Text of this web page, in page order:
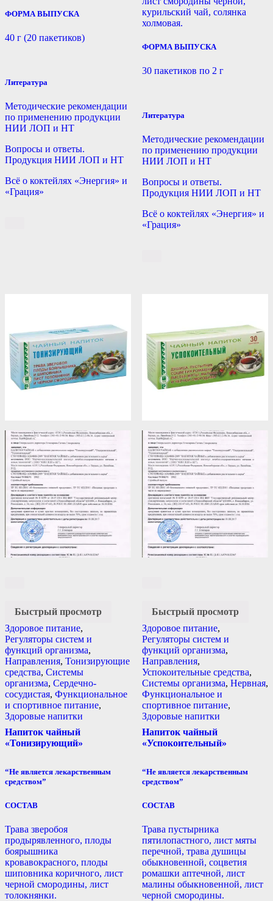
ФОРМА ВЫПУСКА
40 г (20 пакетиков)
Литература
Методические рекомендации
по применению продукции
НИИ ЛОП и НТ
Вопросы и ответы.
Продукция НИИ ЛОП и НТ
Всё о коктейлях «Энергия» и
«Грация»
курильский чай, солянка
холмовая.
ФОРМА ВЫПУСКА
30 пакетиков по 2 г
Литература
Методические рекомендации
по применению продукции
НИИ ЛОП и НТ
Вопросы и ответы.
Продукция НИИ ЛОП и НТ
Всё о коктейлях «Энергия» и
«Грация»
Быстрый просмотр
Здоровое питание,
Регуляторы систем и
функций организма,
Направления, Тонизирующие
средства, Системы
организма, Сердечно-
сосудистая, Функциональное
и спортивное питание,
Здоровые напитки
Напиток чайный
«Тонизирующий»
“Не является лекарственным
средством”
СОСТАВ
Трава зверобоя
продырявленного, плоды
боярышника
кровавокрасного, плоды
шиповника коричного, лист
черной смородины, лист
толокнянки.
Быстрый просмотр
Здоровое питание,
Регуляторы систем и
функций организма,
Направления,
Успокоительные средства,
Системы организма, Нервная,
Функциональное и
спортивное питание,
Здоровые напитки
Напиток чайный
«Успокоительный»
“Не является лекарственным
средством”
СОСТАВ
Трава пустырника
пятилопастного, лист мяты
перечной, трава душицы
обыкновенной, соцветия
ромашки аптечной, лист
малины обыкновенной, лист
черной смородины.